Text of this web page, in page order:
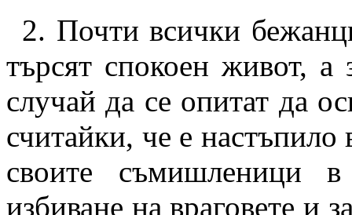
2. Почти всички
търсят спокоен живот, а
случай да се опитат да
считайки, че е настъпило
своите съмишленици
избиване на враговете и